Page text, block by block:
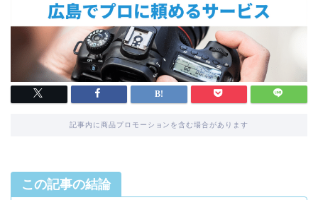
記事内に商品プロモーションを含む場合があります
この記事の結論